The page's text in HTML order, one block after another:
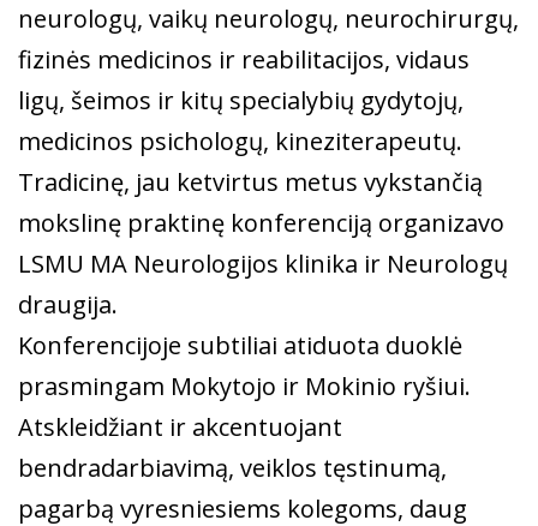
neurologų, vaikų neurologų, neurochirurgų,
fizinės medicinos ir reabilitacijos, vidaus
ligų, šeimos ir kitų specialybių gydytojų,
medicinos psichologų, kineziterapeutų.
Tradicinę, jau ketvirtus metus vykstančią
mokslinę praktinę konferenciją organizavo
LSMU MA Neurologijos klinika ir Neurologų
draugija.
Konferencijoje subtiliai atiduota duoklė
prasmingam Mokytojo ir Mokinio ryšiui.
Atskleidžiant ir akcentuojant
bendradarbiavimą, veiklos tęstinumą,
pagarbą vyresniesiems kolegoms, daug